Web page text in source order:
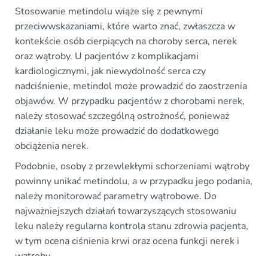
Stosowanie metindolu wiąże się z pewnymi
przeciwwskazaniami, które warto znać, zwłaszcza w
kontekście osób cierpiących na choroby serca, nerek
oraz wątroby. U pacjentów z komplikacjami
kardiologicznymi, jak niewydolność serca czy
nadciśnienie, metindol może prowadzić do zaostrzenia
objawów. W przypadku pacjentów z chorobami nerek,
należy stosować szczególną ostrożność, ponieważ
działanie leku może prowadzić do dodatkowego
obciążenia nerek.
Podobnie, osoby z przewlekłymi schorzeniami wątroby
powinny unikać metindolu, a w przypadku jego podania,
należy monitorować parametry wątrobowe. Do
najważniejszych działań towarzyszących stosowaniu
leku należy regularna kontrola stanu zdrowia pacjenta,
w tym ocena ciśnienia krwi oraz ocena funkcji nerek i